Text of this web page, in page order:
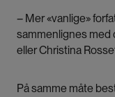
– Mer «vanlige»
sammenlignes med
eller Christina
På samme måte